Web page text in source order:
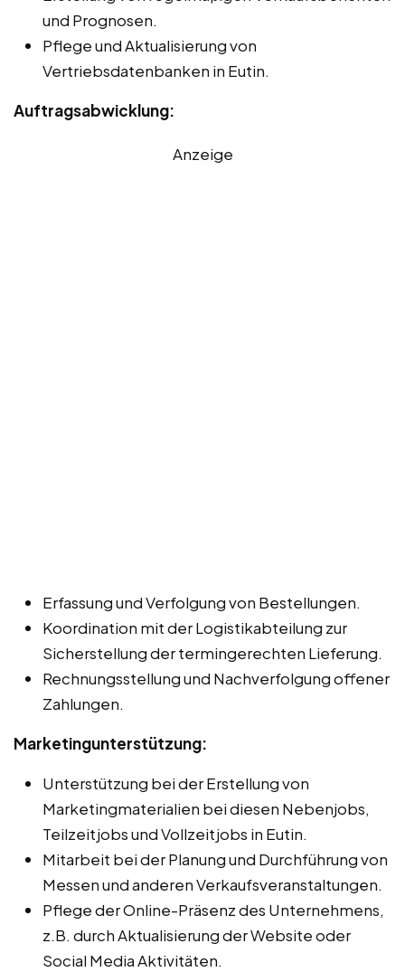
und Prognosen.
Pflege und Aktualisierung von
Vertriebsdatenbanken in Eutin.
Auftragsabwicklung:
Anzeige
Erfassung und Verfolgung von Bestellungen.
Koordination mit der Logistikabteilung zur
Sicherstellung der termingerechten Lieferung.
Rechnungsstellung und Nachverfolgung offener
Zahlungen.
Marketingunterstützung:
Unterstützung bei der Erstellung von
Marketingmaterialien bei diesen Nebenjobs,
Teilzeitjobs und Vollzeitjobs in Eutin.
Mitarbeit bei der Planung und Durchführung von
Messen und anderen Verkaufsveranstaltungen.
Pflege der Online-Präsenz des Unternehmens,
z.B. durch Aktualisierung der Website oder
Social Media Aktivitäten.